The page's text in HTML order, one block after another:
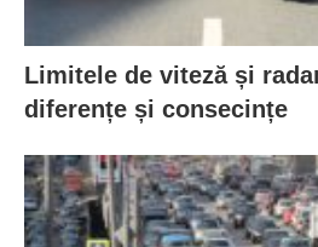
Limitele de viteză și
diferențe și consecințe